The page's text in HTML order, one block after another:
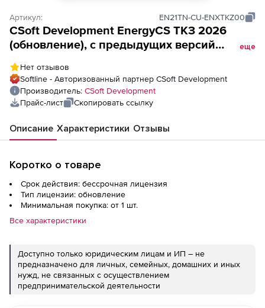
Артикул: EN21TN-CU-ENXTKZ00
CSoft Development EnergyCS ТКЗ 2026
(обновление), с предыдущих версий
серверная часть
еще
Нет отзывов
Softline - Авторизованный партнер CSoft Development
Производитель: CSoft Development
Прайс-лист
Скопировать ссылку
Описание Характеристики Отзывы
Коротко о товаре
Срок действия: бессрочная лицензия
Тип лицензии: обновление
Минимальная покупка: от 1 шт.
Все характеристики
Доступно только юридическим лицам и ИП – не
предназначено для личных, семейных, домашних и иных
нужд, не связанных с осуществлением
предпринимательской деятельности